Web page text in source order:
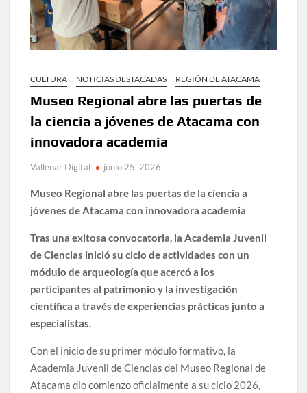
CULTURA NOTICIAS DESTACADAS REGIÓN DE ATACAMA
Museo Regional abre las puertas de
la ciencia a jóvenes de Atacama con
innovadora academia
Vallenar Digital junio 25, 2026
Museo Regional abre las puertas de la ciencia a
jóvenes de Atacama con innovadora academia
Tras una exitosa convocatoria, la Academia Juvenil
de Ciencias inició su ciclo de actividades con un
módulo de arqueología que acercó a los
participantes al patrimonio y la investigación
científica a través de experiencias prácticas junto a
especialistas.
Con el inicio de su primer módulo formativo, la
Academia Juvenil de Ciencias del Museo Regional de
Atacama dio comienzo oficialmente a su ciclo 2026,